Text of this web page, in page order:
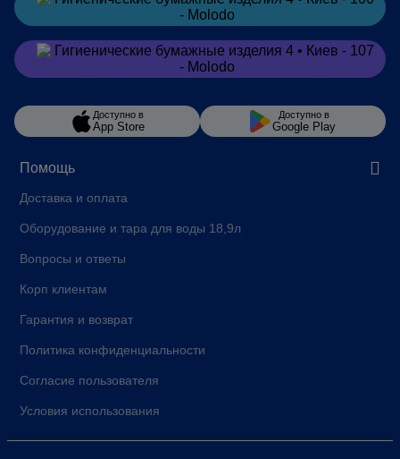
Помощь
Доставка и оплата
Оборудование и тара для воды 18,9л
Вопросы и ответы
Корп клиентам
Гарантия и возврат
Политика конфиденциальности
Согласие пользователя
Условия использования
Заказатьв Telegram
Заказатьв Viber
Доступно в
App Store
Доступно в
Google Play